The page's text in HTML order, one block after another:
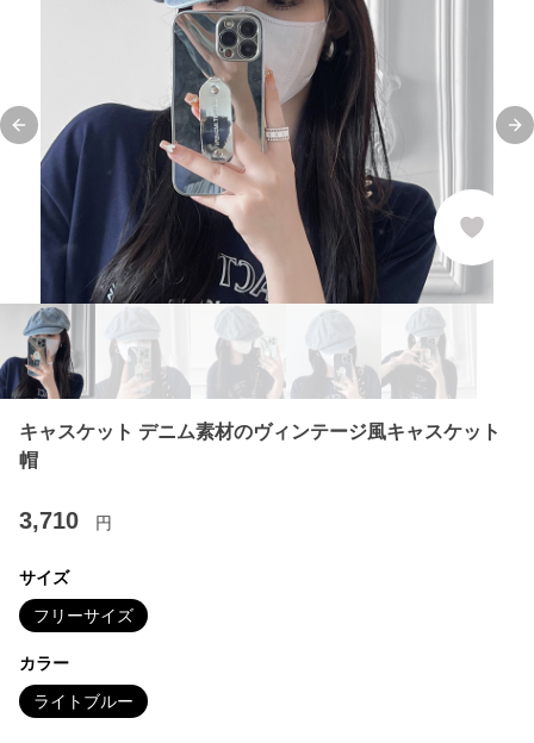
Previous slide
キャスケット デニム素材のヴィンテージ風キャスケット
帽
3,710 円
サイズ
フリーサイズ
カラー
ライトブルー